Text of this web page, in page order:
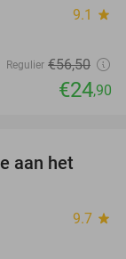
9.1 star
Regulier €56,50
€24,90
24%
aan het
9.7 star